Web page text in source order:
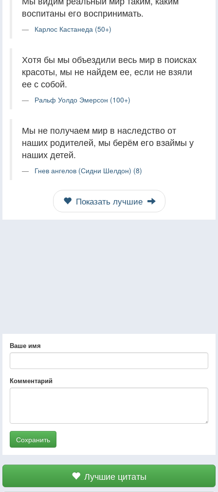
воспитаны его воспринимать.
Карлос Кастанеда (50+)
Хотя бы мы объездили весь мир в поисках
красоты, мы не найдем ее, если не взяли
ее с собой.
Ральф Уолдо Эмерсон (100+)
Мы не получаем мир в наследство от
наших родителей, мы берём его взаймы у
наших детей.
Гнев ангелов (Сидни Шелдон) (8)
Показать лучшие
Ваше имя
Комментарий
Сохранить
Лучшие цитаты